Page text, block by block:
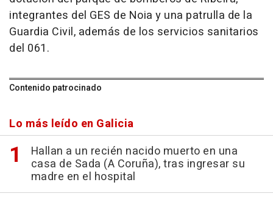
integrantes del GES de Noia y una patrulla de la
Guardia Civil, además de los servicios sanitarios
del 061.
Contenido patrocinado
Lo más leído en Galicia
Hallan a un recién nacido muerto en una
casa de Sada (A Coruña), tras ingresar su
madre en el hospital